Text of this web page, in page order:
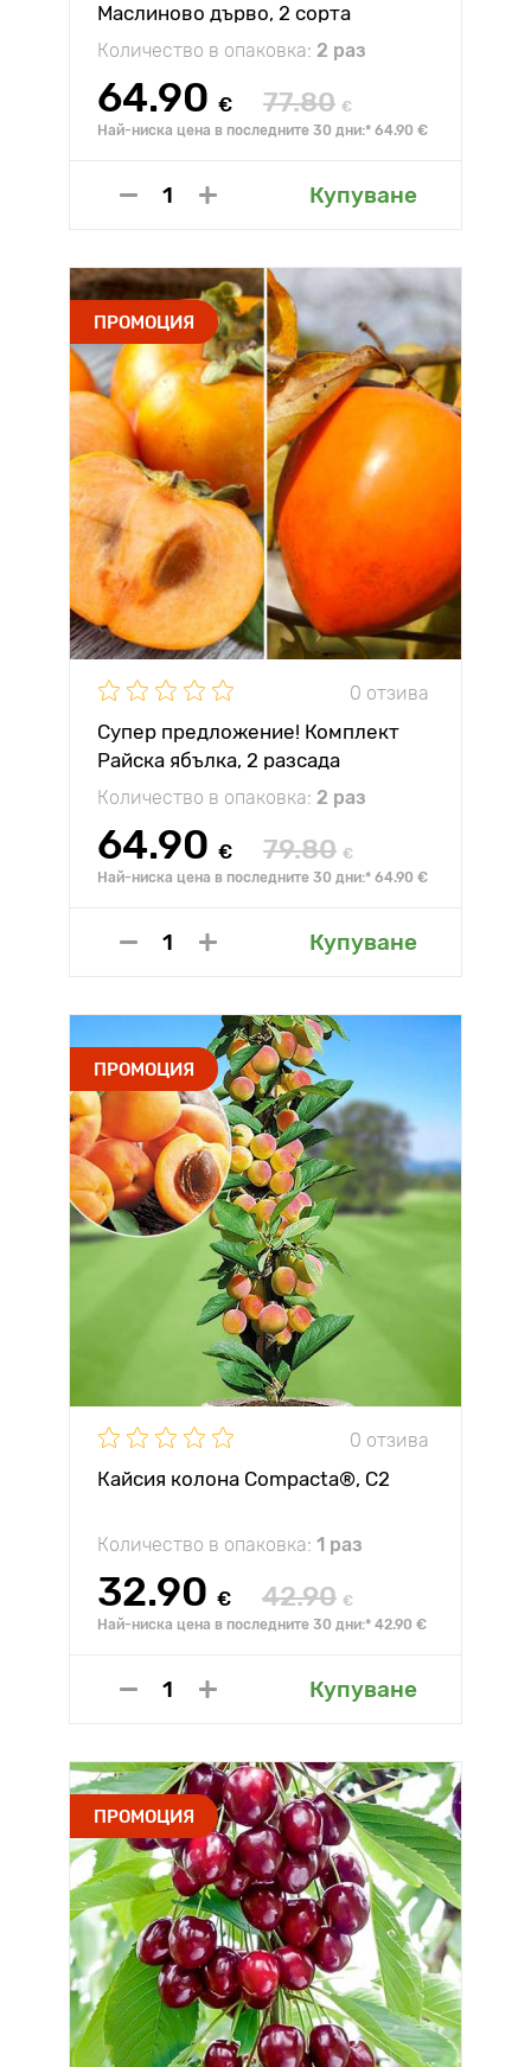
Маслиново дърво, 2 сорта
Количество в опаковка: 2 раз
64.90 € 77.80 €
Най-ниска цена в последните 30 дни:* 64.90 €
Купуване
ПРОМОЦИЯ
0 отзива
Супер предложение! Комплект
Райска ябълка, 2 разсада
Количество в опаковка: 2 раз
64.90 € 79.80 €
Най-ниска цена в последните 30 дни:* 64.90 €
Купуване
ПРОМОЦИЯ
0 отзива
Кайсия колона Compacta®, C2
Количество в опаковка: 1 раз
32.90 € 42.90 €
Най-ниска цена в последните 30 дни:* 42.90 €
Купуване
ПРОМОЦИЯ